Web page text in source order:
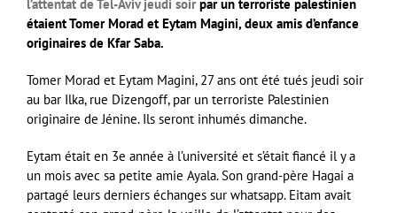
l’attentat de Tel-Aviv jeudi soir par un terroriste palestinien
étaient Tomer Morad et Eytam Magini, deux amis d’enfance
originaires de Kfar Saba.
Tomer Morad et Eytam Magini, 27 ans ont été tués jeudi soir
au bar Ilka, rue Dizengoff, par un terroriste Palestinien
originaire de Jénine. Ils seront inhumés dimanche.
Eytam était en 3e année à l’université et s’était fiancé il y a
un mois avec sa petite amie Ayala. Son grand-père Hagai a
partagé leurs derniers échanges sur whatsapp. Eitam avait